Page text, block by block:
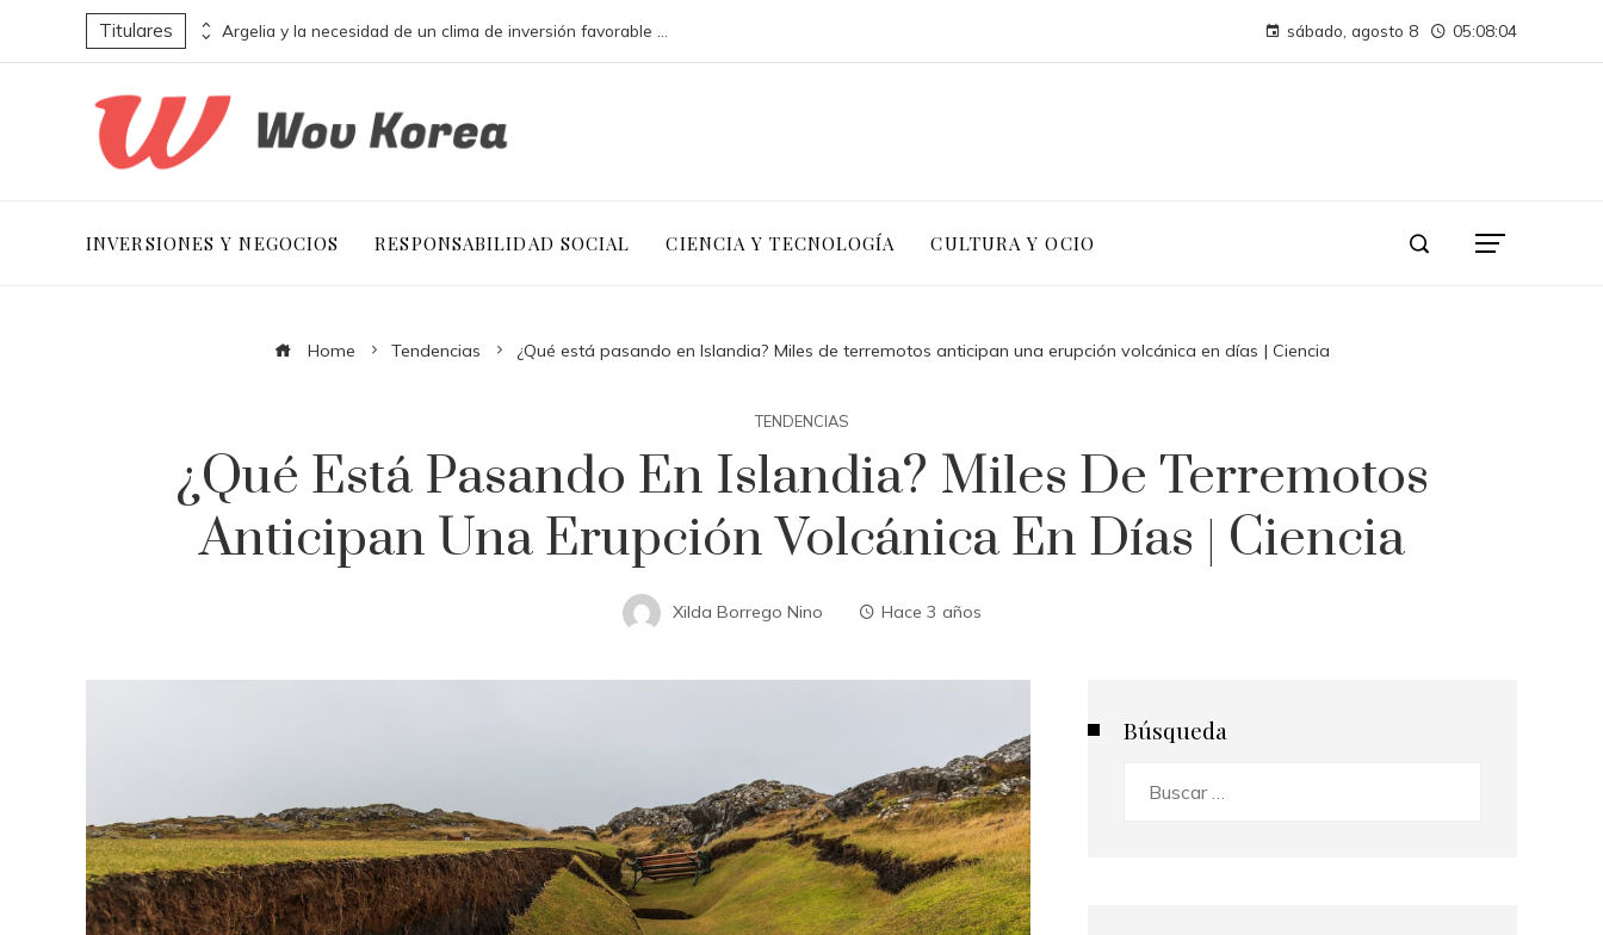
Titulares La influencia de La naranja mecánica en la estética y narrativa distópica sábado, agosto 8 05:08:05
INVERSIONES Y NEGOCIOS RESPONSABILIDAD SOCIAL CIENCIA Y TECNOLOGÍA CULTURA Y OCIO
Home Tendencias ¿Qué está pasando en Islandia? Miles de terremotos anticipan una erupción volcánica en días | Ciencia
TENDENCIAS
¿Qué Está Pasando En Islandia? Miles De Terremotos
Anticipan Una Erupción Volcánica En Días | Ciencia
Xilda Borrego Nino Hace 3 años
Búsqueda